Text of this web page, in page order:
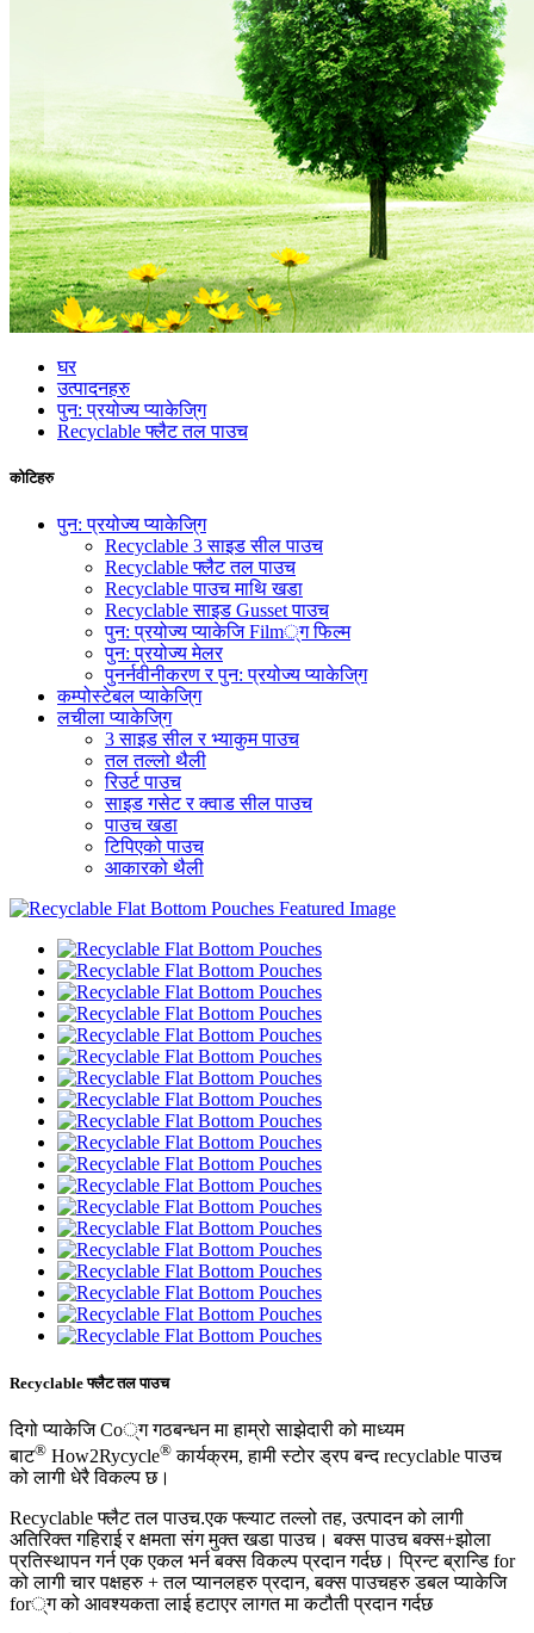
घर
उत्पादनहरु
पुन: प्रयोज्य प्याकेजि्ग
Recyclable फ्लैट तल पाउच
कोटिहरु
पुन: प्रयोज्य प्याकेजि्ग
Recyclable 3 साइड सील पाउच
Recyclable फ्लैट तल पाउच
Recyclable पाउच माथि खडा
Recyclable साइड Gusset पाउच
पुन: प्रयोज्य प्याकेजि Film्ग फिल्म
पुन: प्रयोज्य मेलर
पुनर्नवीनीकरण र पुन: प्रयोज्य प्याकेजि्ग
कम्पोस्टेबल प्याकेजि्ग
लचीला प्याकेजि्ग
3 साइड सील र भ्याकुम पाउच
तल तल्लो थैली
रिउर्ट पाउच
साइड गसेट र क्वाड सील पाउच
पाउच खडा
टिपिएको पाउच
आकारको थैली
Recyclable फ्लैट तल पाउच
दिगो प्याकेजि Co्ग गठबन्धन मा हाम्रो साझेदारी को माध्यम
बाट® How2Rycycle® कार्यक्रम, हामी स्टोर ड्रप बन्द recyclable पाउच
को लागी धेरै विकल्प छ।
Recyclable फ्लैट तल पाउच.एक फ्ल्याट तल्लो तह, उत्पादन को लागी
अतिरिक्त गहिराई र क्षमता संग मुक्त खडा पाउच। बक्स पाउच बक्स+झोला
प्रतिस्थापन गर्न एक एकल भर्न बक्स विकल्प प्रदान गर्दछ। प्रिन्ट ब्रान्डि for
को लागी चार पक्षहरु + तल प्यानलहरु प्रदान, बक्स पाउचहरु डबल प्याकेजि
for्ग को आवश्यकता लाई हटाएर लागत मा कटौती प्रदान गर्दछ